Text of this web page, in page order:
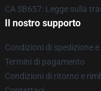
CA SB657: Legge sulla
Il nostro supporto
Condizioni di spedizione
Termini di pagamento
Condizioni di ritorno e